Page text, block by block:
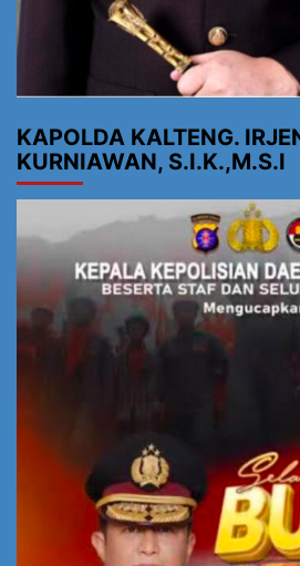
KAPOLDA KALTENG.
KURNIAWAN, S.I.K.,M.S.I